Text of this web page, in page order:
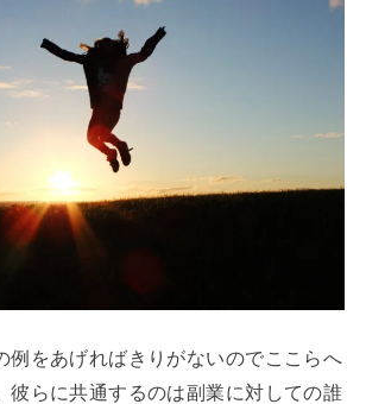
例をあげればきりがないのでここらへ
彼らに共通するのは副業に対しての誰